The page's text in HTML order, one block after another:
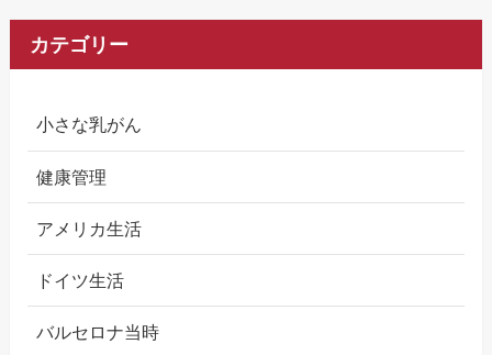
カテゴリー
小さな乳がん
健康管理
アメリカ生活
ドイツ生活
バルセロナ当時